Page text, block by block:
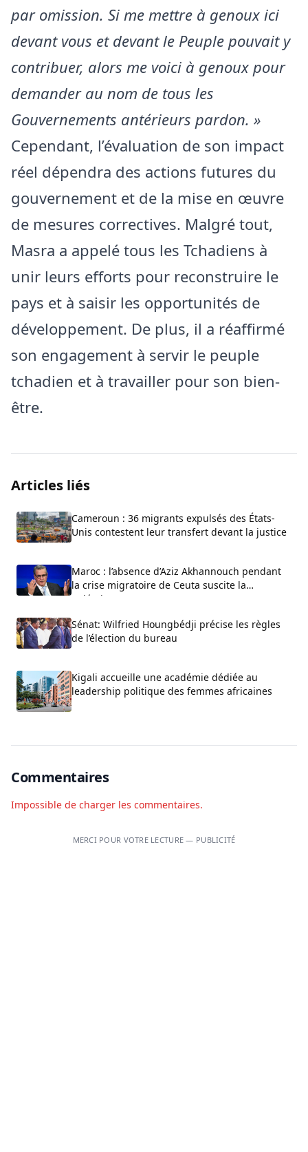
par omission. Si me mettre à genoux ici
devant vous et devant le Peuple pouvait y
contribuer, alors me voici à genoux pour
demander au nom de tous les
Gouvernements antérieurs pardon. »
Cependant, l’évaluation de son impact
réel dépendra des actions futures du
gouvernement et de la mise en œuvre
de mesures correctives. Malgré tout,
Masra a appelé tous les Tchadiens à
unir leurs efforts pour reconstruire le
pays et à saisir les opportunités de
développement. De plus, il a réaffirmé
son engagement à servir le peuple
tchadien et à travailler pour son bien-
être.
Articles liés
Cameroun : 36 migrants expulsés des États-
Unis contestent leur transfert devant la justice
Maroc : l’absence d’Aziz Akhannouch pendant
la crise migratoire de Ceuta suscite la
polémique
Sénat: Wilfried Houngbédji précise les règles
de l’élection du bureau
Kigali accueille une académie dédiée au
leadership politique des femmes africaines
Commentaires
Impossible de charger les commentaires.
MERCI POUR VOTRE LECTURE — PUBLICITÉ